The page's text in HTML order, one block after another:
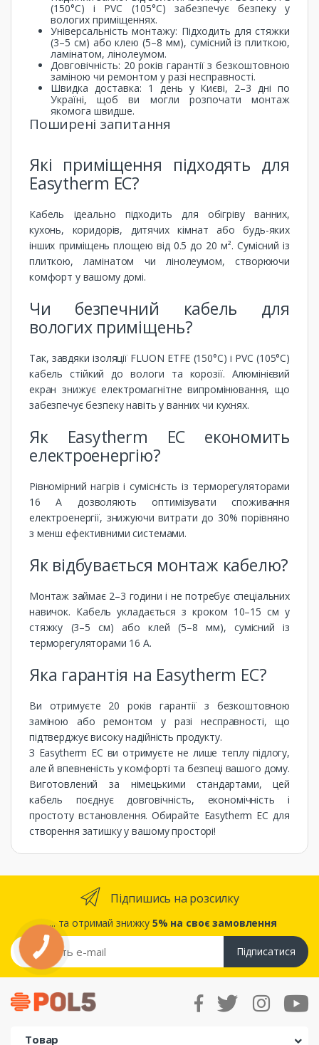
(150°C) і PVC (105°C) забезпечує безпеку у
вологих приміщеннях.
Універсальність монтажу: Підходить для стяжки
(3–5 см) або клею (5–8 мм), сумісний із плиткою,
ламінатом, лінолеумом.
Довговічність: 20 років гарантії з безкоштовною
заміною чи ремонтом у разі несправності.
Швидка доставка: 1 день у Києві, 2–3 дні по
Україні, щоб ви могли розпочати монтаж
якомога швидше.
Поширені запитання
Які приміщення підходять для
Easytherm EC?
Кабель ідеально підходить для обігріву ванних,
кухонь, коридорів, дитячих кімнат або будь-яких
інших приміщень площею від 0.5 до 20 м². Сумісний із
плиткою, ламінатом чи лінолеумом, створюючи
комфорт у вашому домі.
Чи безпечний кабель для
вологих приміщень?
Так, завдяки ізоляції FLUON ETFE (150°C) і PVC (105°C)
кабель стійкий до вологи та корозії. Алюмінієвий
екран знижує електромагнітне випромінювання, що
забезпечує безпеку навіть у ванних чи кухнях.
Як Easytherm EC економить
електроенергію?
Рівномірний нагрів і сумісність із терморегуляторами
16 А дозволяють оптимізувати споживання
електроенергії, знижуючи витрати до 30% порівняно
з менш ефективними системами.
Як відбувається монтаж кабелю?
Монтаж займає 2–3 години і не потребує спеціальних
навичок. Кабель укладається з кроком 10–15 см у
стяжку (3–5 см) або клей (5–8 мм), сумісний із
терморегуляторами 16 А.
Яка гарантія на Easytherm EC?
Ви отримуєте 20 років гарантії з безкоштовною
заміною або ремонтом у разі несправності, що
підтверджує високу надійність продукту.
З Easytherm EC ви отримуєте не лише теплу підлогу,
але й впевненість у комфорті та безпеці вашого дому.
Виготовлений за німецькими стандартами, цей
кабель поєднує довговічність, економічність і
простоту встановлення. Обирайте Easytherm EC для
створення затишку у вашому просторі!
Підпишись на розсилку
... та отримай знижку 5% на своє замовлення
Підписатися
Товар